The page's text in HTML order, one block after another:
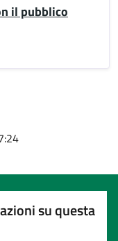
il pubblico
su questa